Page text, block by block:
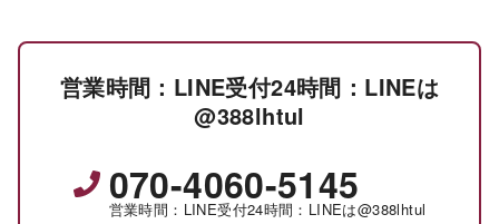
営業時間：LINE受付24時間：LINEは
@388lhtul
070-4060-5145
営業時間：LINE受付24時間：LINEは@388lhtul